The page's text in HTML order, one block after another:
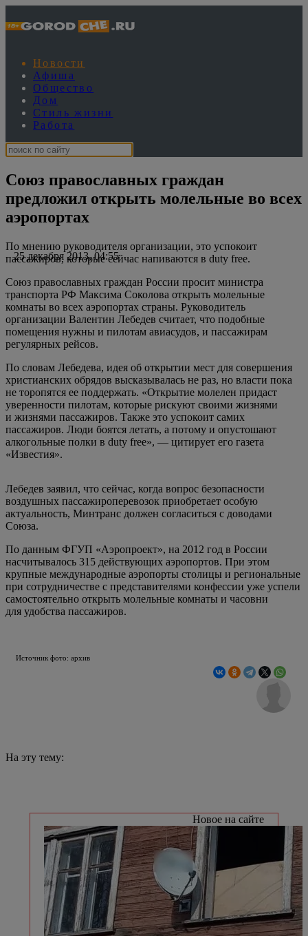
Новости
Афиша
Общество
Дом
Стиль жизни
Работа
Союз православных граждан
предложил открыть молельные во всех
аэропортах
25 декабря 2013, 04:55
По мнению руководителя организации, это успокоит
пассажиров, которые сейчас напиваются в duty free.
Союз православных граждан России просит министра
транспорта РФ Максима Соколова открыть молельные
комнаты во всех аэропортах страны. Руководитель
организации Валентин Лебедев считает, что подобные
помещения нужны и пилотам авиасудов, и пассажирам
регулярных рейсов.
По словам Лебедева, идея об открытии мест для совершения
христианских обрядов высказывалась не раз, но власти пока
не торопятся ее поддержать. «Открытие молелен придаст
уверенности пилотам, которые рискуют своими жизнями
и жизнями пассажиров. Также это успокоит самих
пассажиров. Люди боятся летать, а потому и опустошают
алкогольные полки в duty free», — цитирует его газета
«Известия».
Лебедев заявил, что сейчас, когда вопрос безопасности
воздушных пассажироперевозок приобретает особую
актуальность, Минтранс должен согласиться с доводами
Союза.
По данным ФГУП «Аэропроект», на 2012 год в России
насчитывалось 315 действующих аэропортов. При этом
крупные международные аэропорты столицы и региональные
при сотрудничестве с представителями конфессии уже успели
самостоятельно открыть молельные комнаты и часовни
для удобства пассажиров.
Источник фото: архив
На эту тему:
Новое на сайте